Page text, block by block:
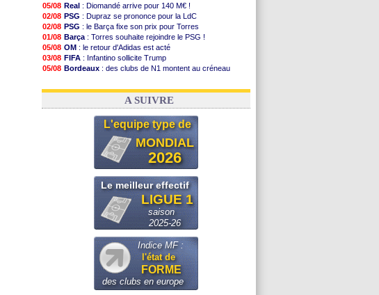
05/08 Real : Diomandé arrive pour 140 M€ !
02/08 PSG : Dupraz se prononce pour la LdC
02/08 PSG : le Barça fixe son prix pour Torres
01/08 Barça : Torres souhaite rejoindre le PSG !
05/08 OM : le retour d'Adidas est acté
03/08 FIFA : Infantino sollicite Trump
05/08 Bordeaux : des clubs de N1 montent au créneau
03/08 Real: le démenti de Leipzig pour Diomandé
A SUIVRE
L'equipe type de
MONDIAL
2026
Le meilleur effectif
LIGUE 1
saison
2025-26
Indice MF :
l'état de
FORME
des clubs en europe